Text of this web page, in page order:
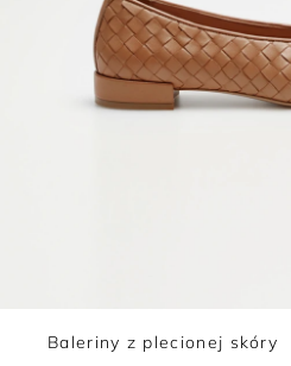
Baleriny z plecionej skóry